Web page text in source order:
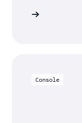
Console